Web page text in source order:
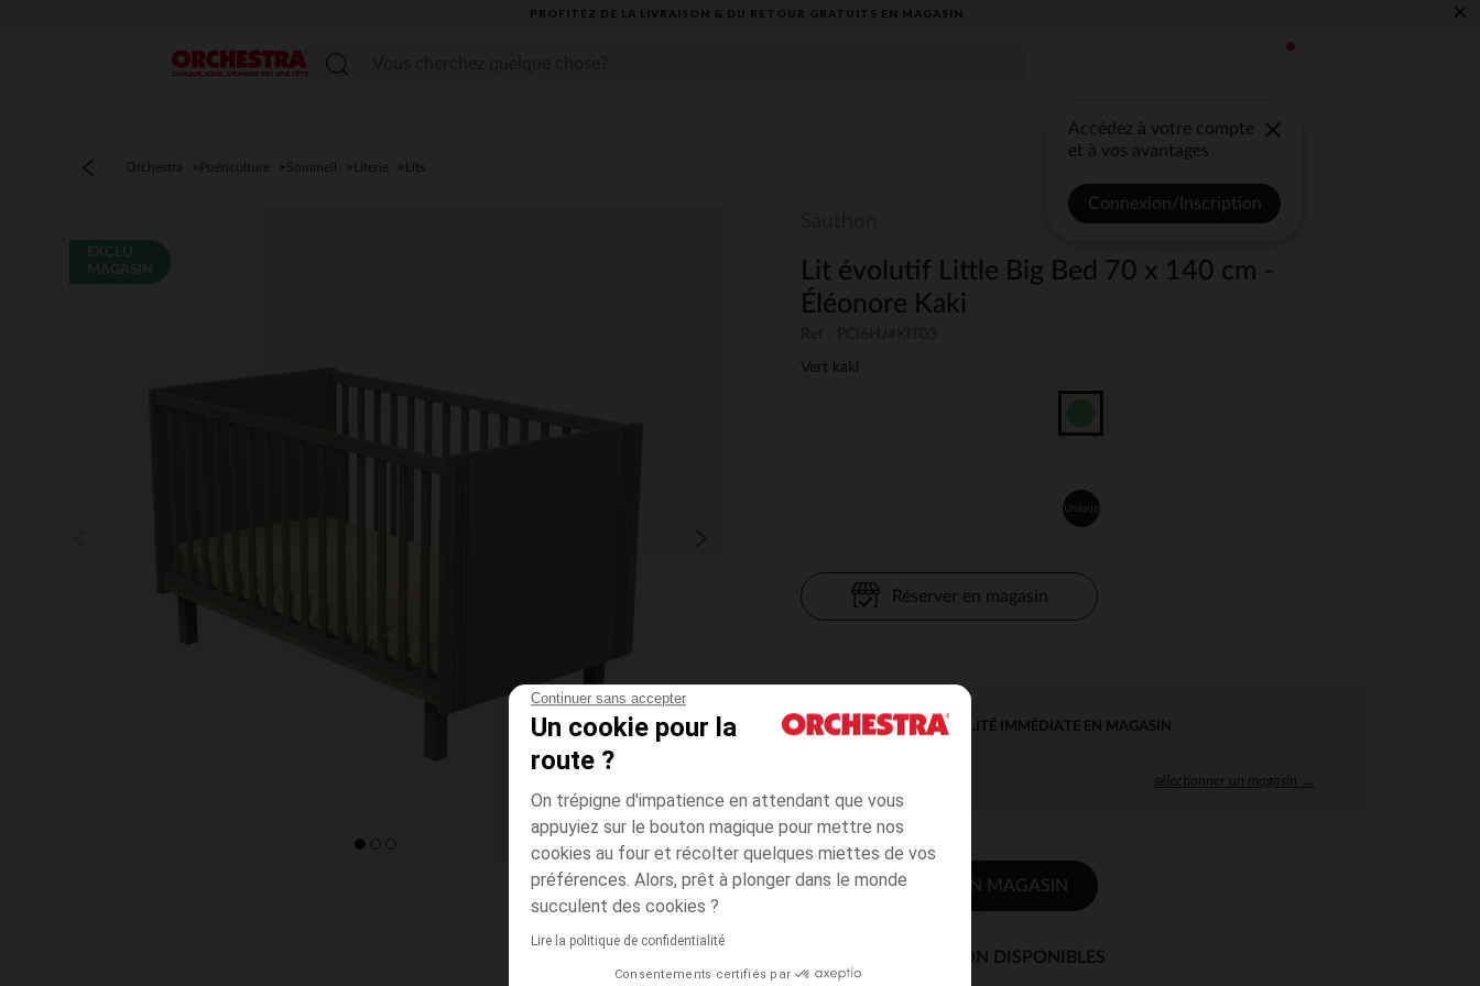
Continuer sans accepter
Un cookie pour la
route ?
On trépigne d'impatience en attendant que vous
appuyiez sur le bouton magique pour mettre nos
cookies au four et récolter quelques miettes de vos
préférences. Alors, prêt à plonger dans le monde
succulent des cookies ?
Lire la politique de confidentialité
Consentements certifiés par
PROFITEZ DE LA LIVRAISON & DU RETOUR GRATUITS EN MAGASIN​ ×
Menu
Accédez à votre compte
et à vos avantages
Connexion/Inscription
Orchestra Puériculture Sommeil Literie Lits
EXCLU
MAGASIN
Lit évolutif Little Big Bed 70 x 140 cm -
Éléonore Kaki
Vert kaki
Unique
Réserver en magasin
DISPONIBILITÉ IMMÉDIATE EN MAGASIN
sélectionner un magasin →
CONTACTER MON MAGASIN
MODES DE LIVRAISON DISPONIBLES